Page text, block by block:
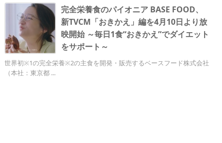
完全栄養食のパイオニア BASE FOOD、
新TVCM「おきかえ」編を4月10日より放
映開始 ～毎日1食“おきかえ”でダイエット
をサポート～
世界初※1の完全栄養※2の主食を開発・販売するベースフード株式会社
（本社：東京都 ...